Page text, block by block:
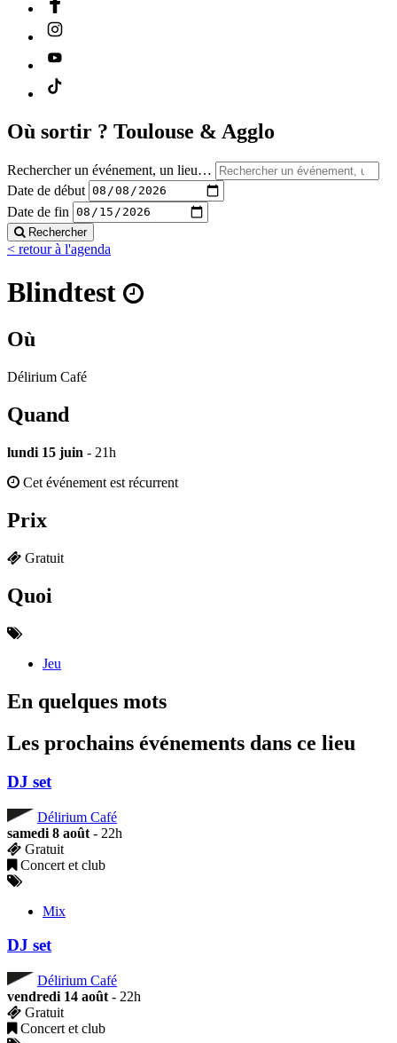
Où sortir ? Toulouse & Agglo
Rechercher un événement, un lieu…
Date de début
Date de fin
Rechercher
< retour à l'agenda
Blindtest
Où
Délirium Café
Quand
lundi 15 juin - 21h
Cet événement est récurrent
Prix
Gratuit
Quoi
Jeu
En quelques mots
Les prochains événements dans ce lieu
DJ set
Délirium Café
samedi 8 août - 22h
Gratuit
Concert et club
Mix
DJ set
Délirium Café
vendredi 14 août - 22h
Gratuit
Concert et club